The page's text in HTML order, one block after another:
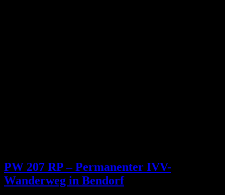
PW 207 RP – Permanenter IVV-
Wanderweg in Bendorf